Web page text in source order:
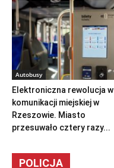
Autobusy
Elektroniczna rewolucja w
komunikacji miejskiej w
Rzeszowie. Miasto
przesuwało cztery razy...
POLICJA